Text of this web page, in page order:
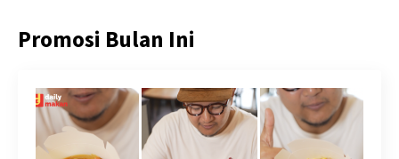
Promosi Bulan Ini